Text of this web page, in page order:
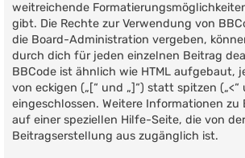
weitreichende
gibt. Die Rechte zur Verwendung von
die Board-Administration vergeben,
durch dich für jeden einzelnen Beitrag
BBCode ist ähnlich wie HTML aufgebaut,
von eckigen („[“ und „]“) statt spitzen („<“
eingeschlossen. Weitere Informationen zu
auf einer speziellen Hilfe-Seite, die von
Beitragserstellung aus zugänglich ist.